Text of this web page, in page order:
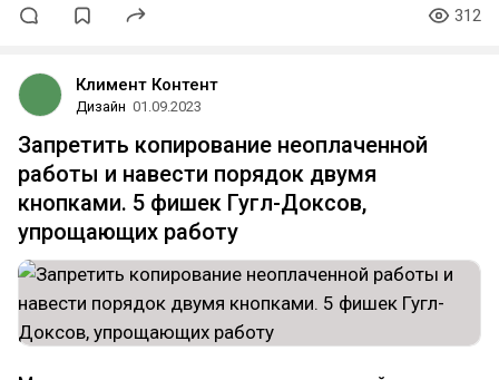
312
Климент Контент
Дизайн 01.09.2023
Запретить копирование неоплаченной
работы и навести порядок двумя
кнопками. 5 фишек Гугл-Доксов,
упрощающих работу